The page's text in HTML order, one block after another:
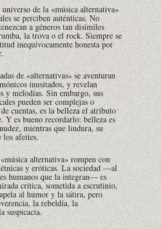
de la «música alternativa»
se perciben auténticas. No
a géneros tan disímiles
la trova o el rock. Siempre se
inequívocamente honesta por
de «alternativas» se aventuran
inusitados, y revelan
y melodías. Sin embargo, sus
pueden ser complejas o
cuentas, es la belleza el atributo
Y es bueno recordarlo: belleza es
mientras que lindura, su
los afeites.
alternativa» rompen con
y eróticas. La sociedad —al
humanos que la integran— es
crítica, sometida a escrutinio,
al humor y la sátira, pero
la rebeldía, la
suspicacia.